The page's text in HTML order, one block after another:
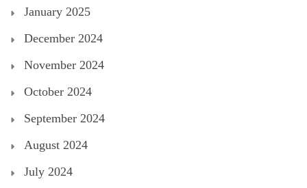
January 2025
December 2024
November 2024
October 2024
September 2024
August 2024
July 2024